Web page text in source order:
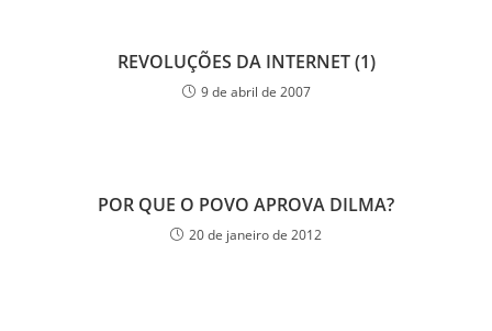
REVOLUÇÕES DA INTERNET (1)
9 de abril de 2007
POR QUE O POVO APROVA DILMA?
20 de janeiro de 2012